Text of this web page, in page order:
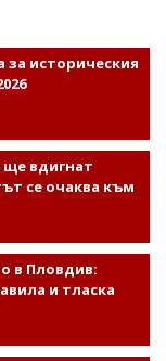
за историческия
ще вдигнат
се очаква към
в Пловдив:
и тласка